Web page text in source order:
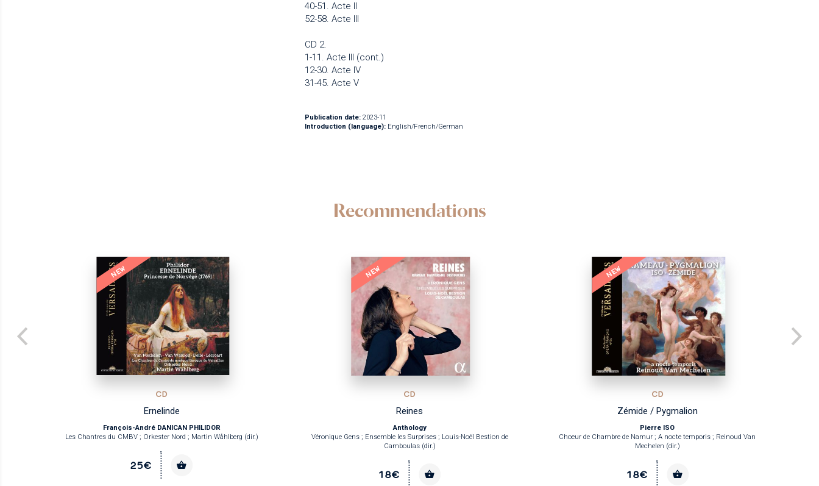
40-51. Acte II
52-58. Acte III
CD 2.
1-11. Acte III (cont.)
12-30. Acte IV
31-45. Acte V
Publication date: 2023-11
Introduction (language): English/French/German
Recommendations
NEW
CD
Ernelinde
François-André DANICAN PHILIDOR
Les Chantres du CMBV ; Orkester Nord ; Martin Wåhlberg (dir.)
25€
NEW
CD
Reines
Anthology
Véronique Gens ; Ensemble les Surprises ; Louis-Noël Bestion de
Camboulas (dir.)
18€
NEW
CD
Zémide / Pygmalion
Pierre ISO
Choeur de Chambre de Namur ; A nocte temporis ; Reinoud Van
Mechelen (dir.)
18€